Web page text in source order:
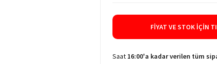
FIYAT VE STOK İÇIN
Saat 16:00'a kadar verilen tüm